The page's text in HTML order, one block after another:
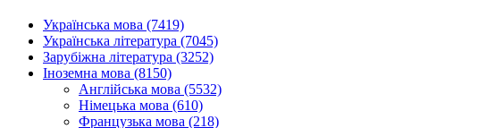
Українська мова (7419)
Українська література (7045)
Зарубіжна література (3252)
Іноземна мова (8150)
Англійська мова (5532)
Німецька мова (610)
Французька мова (218)